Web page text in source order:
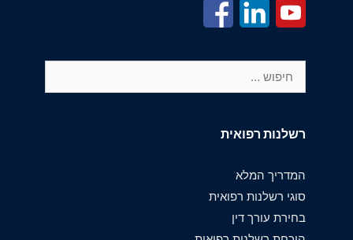
רשלנות רפואית
המדריך המלא
סוגי רשלנות רפואית
בחירת עורך דין